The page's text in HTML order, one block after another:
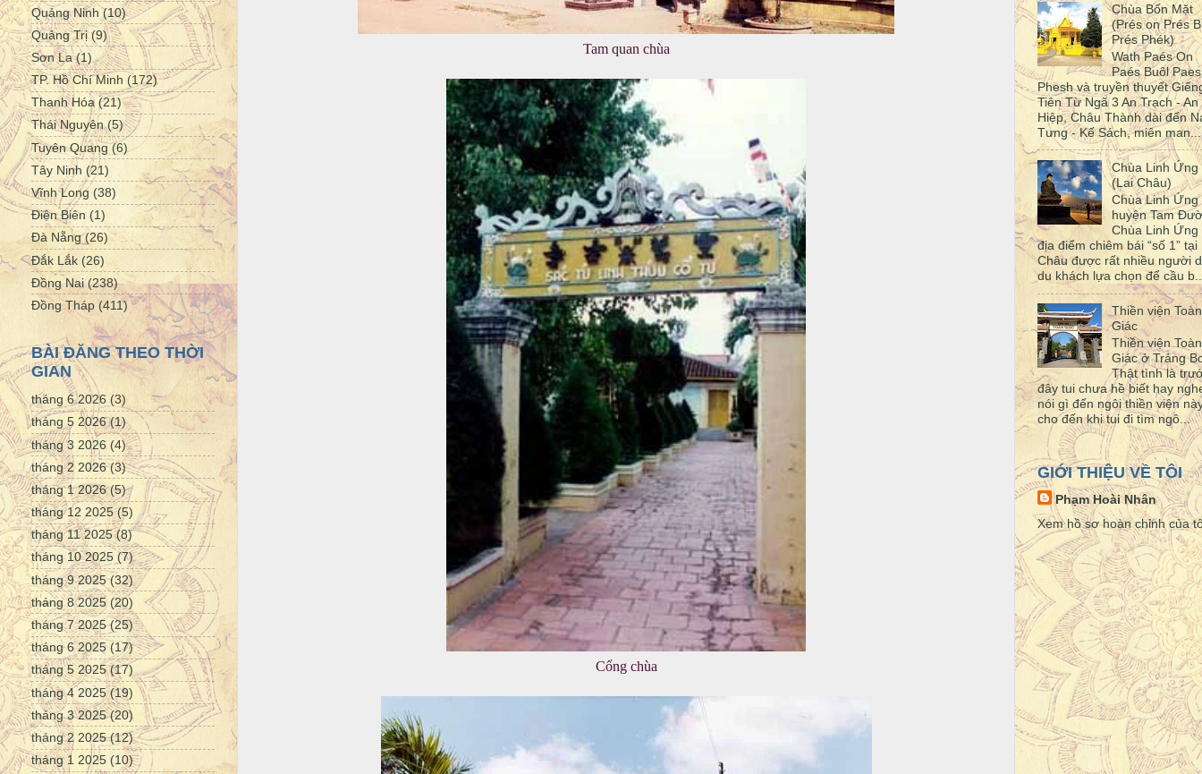
Tam quan chùa
Cổng chùa
Quảng Ninh (10)
Quảng Trị (9)
Sơn La (1)
TP. Hồ Chí Minh (172)
Thanh Hóa (21)
Thái Nguyên (5)
Tuyên Quang (6)
Tây Ninh (21)
Vĩnh Long (38)
Điện Biên (1)
Đà Nẵng (26)
Đắk Lắk (26)
Đồng Nai (238)
Đồng Tháp (411)
BÀI ĐĂNG THEO THỜI
GIAN
tháng 6 2026 (3)
tháng 5 2026(1)
tháng 3 2026 (4)
tháng 2 2026(3)
tháng 1 2026(5)
tháng 12 2025(5)
tháng 11 2025(8)
tháng 10 2025 (7)
tháng 9 2025(32)
tháng 8 2025(20)
tháng 7 2025(25)
tháng 6 2025(17)
tháng 5 2025(17)
tháng 4 2025(19)
tháng 3 2025(20)
tháng 2 2025(12)
tháng 1 2025 (10)
Chùa Bốn Mặt
(Prés on Prés
Prés Phék)
Wath Paés On
Paés Buôl Paes
Phesh và truyền thuyết
Tiên Từ Ngã 3 An Trạch - An
Hiệp, Châu Thành dài đến
Tưng - Kế Sách, miên man...
Chùa Linh Ứng
(Lai Châu)
Chùa Linh Ứng
huyện Tam
Chùa Linh Ứng
địa điểm chiêm bái “số 1” tại
Châu được rất nhiều người
du khách lựa chọn để cầu
Thiền viện Toàn
Giác
Thiền viện Toàn
Giác ở Trảng
Thật tình là
đây tui chưa hề biết hay
nói gì đến ngôi thiền viện
cho đến khi tui đi tìm ngô...
GIỚI THIỆU VỀ TÔI
Phạm Hoài Nhân
Xem hồ sơ hoàn chỉnh của